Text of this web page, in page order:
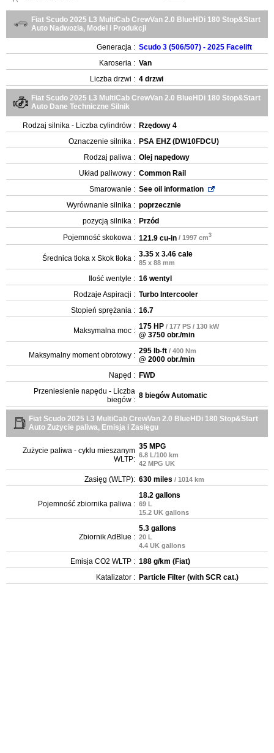
Fiat Scudo 2025 L3 MultiCab CrewVan 2.0 BlueHDi 180 Stop&Start
Auto Nadwozia, Model i Produkcji
Generacja : Scudo 3 (506/507) - 2025 Facelift
Karoseria : Van
Liczba drzwi : 4 drzwi
Fiat Scudo 2025 L3 MultiCab CrewVan 2.0 BlueHDi 180 Stop&Start
Auto Dane Techniczne Silnik
Rodzaj silnika - Liczba cylindrów : Rzędowy 4
Oznaczenie silnika : PSA EHZ (DW10FDCU)
Rodzaj paliwa : Olej napędowy
Układ paliwowy : Common Rail
Smarowanie : See oil information
Wyrównanie silnika : poprzecznie
pozycją silnika : Przód
Pojemność skokowa : 121.9 cu-in / 1997 cm3
Średnica tłoka x Skok tłoka : 3.35 x 3.46 cale
85 x 88 mm
Ilość wentyle : 16 wentyl
Rodzaje Aspiracji : Turbo Intercooler
Stopień sprężania : 16.7
Maksymalna moc : 175 HP / 177 PS / 130 kW
@ 3750 obr./min
Maksymalny moment obrotowy : 295 lb-ft / 400 Nm
@ 2000 obr./min
Napęd : FWD
Przeniesienie napędu - Liczba
biegów : 8 biegów Automatic
Fiat Scudo 2025 L3 MultiCab CrewVan 2.0 BlueHDi 180 Stop&Start
Auto Zużycie paliwa, Emisja i Zasięgu
Zużycie paliwa - cyklu mieszanym
WLTP:
35 MPG
6.8 L/100 km
42 MPG UK
Zasięg (WLTP): 630 miles / 1014 km
Pojemność zbiornika paliwa :
18.2 gallons
69 L
15.2 UK gallons
Zbiornik AdBlue :
5.3 gallons
20 L
4.4 UK gallons
Emisja CO2 WLTP : 188 g/km (Fiat)
Katalizator : Particle Filter (with SCR cat.)